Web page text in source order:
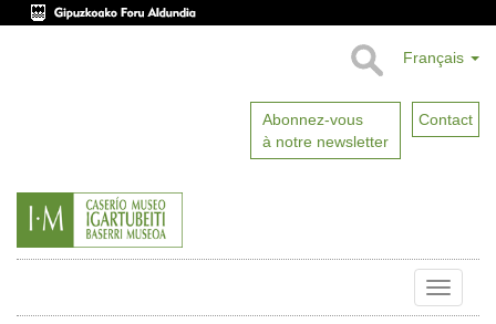
Français
Abonnez-vous
à notre newsletter
Contact
Toggle